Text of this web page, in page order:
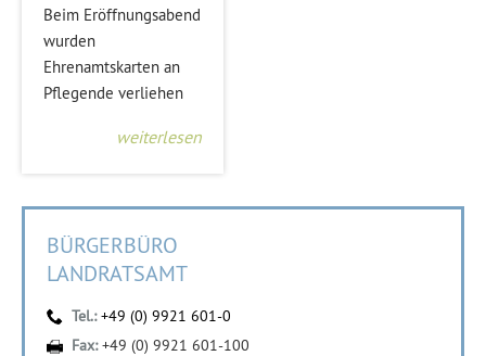
Beim Eröffnungsabend
wurden
Ehrenamtskarten an
Pflegende verliehen
weiterlesen
BÜRGERBÜRO
LANDRATSAMT
Tel.:+49 (0) 9921 601-0
Fax:+49 (0) 9921 601-100